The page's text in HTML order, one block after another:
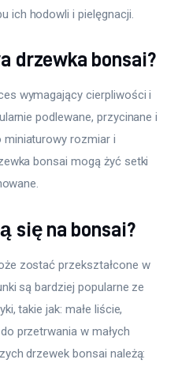
ich hodowli i pielęgnacji.
drzewka bonsai?
wymagający cierpliwości i
podlewane, przycinane i
rozmiar i
bonsai mogą żyć setki
się na bonsai?
zostać przekształcone w
są bardziej popularne ze
takie jak: małe liście,
przetrwania w małych
drzewek bonsai należą: